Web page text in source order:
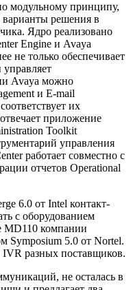
модульному принципу,
варианты решения в
Ядро реализовано
Engine и Avaya
не только обеспечивает
Avaya можно
и E-mail
их
приложение
Toolkit
управления
работает совместно с
отчетов Operational
6.0 от Intel контакт-
с оборудованием
MD110 компании
Symposium 5.0 от Nortel.
разных поставщиков.
не осталась в